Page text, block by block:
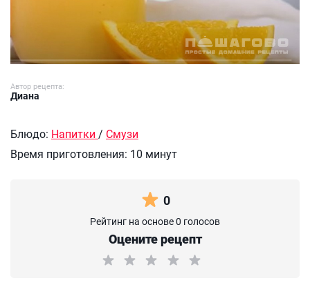
Автор рецепта:
Диана
Блюдо: Напитки / Смузи
Время приготовления: 10 минут
0
Рейтинг на основе 0 голосов
Оцените рецепт